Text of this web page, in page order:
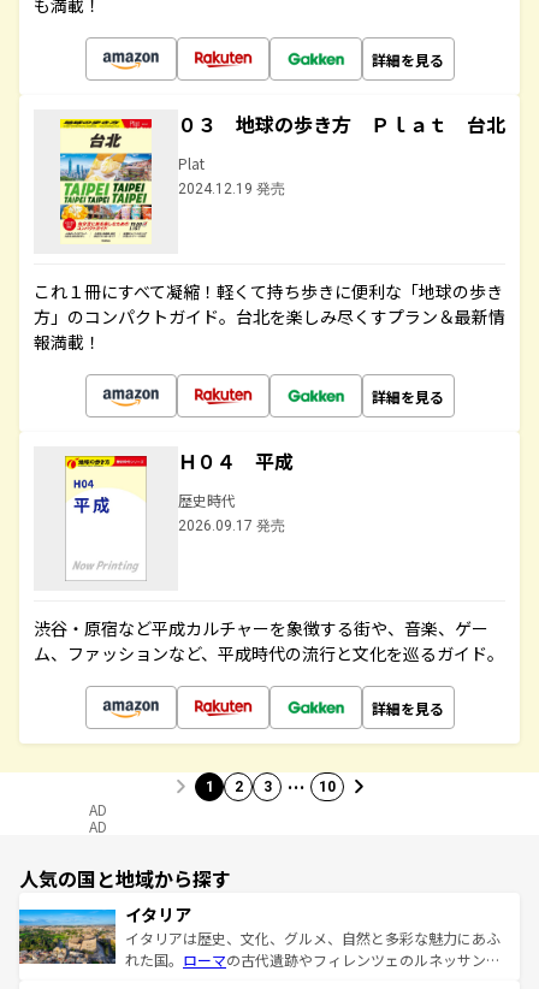
も満載！
詳細を見る
０３ 地球の歩き方 Ｐｌａｔ 台北
Plat
2024.12.19 発売
これ１冊にすべて凝縮！軽くて持ち歩きに便利な「地球の歩き
方」のコンパクトガイド。台北を楽しみ尽くすプラン＆最新情
報満載！
詳細を見る
Ｈ０４ 平成
歴史時代
2026.09.17 発売
渋谷・原宿など平成カルチャーを象徴する街や、音楽、ゲー
ム、ファッションなど、平成時代の流行と文化を巡るガイド。
詳細を見る
1 2 3 … 10
AD
AD
人気の国と地域から探す
イタリア
イタリアは歴史、文化、グルメ、自然と多彩な魅力にあふ
れた国。 ローマの古代遺跡やフィレンツェのルネッサンス